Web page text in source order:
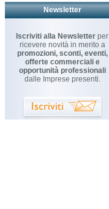
Newsletter
Iscriviti alla Newsletter per
ricevere novità in merito a
promozioni, sconti, eventi,
offerte commerciali e
opportunità professionali
dalle Imprese presenti.